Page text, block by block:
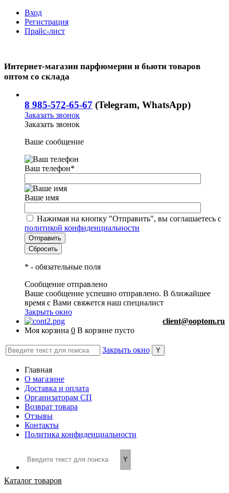
Вход
Регистрация
Прайс-лист
Интернет-магазин парфюмерии и бьюти товаров
оптом со склада
8 985-572-65-67 (Telegram, WhatsApp)
Заказать звонок
Заказать звонок
Ваше сообщение
Ваш телефон*
Ваше имя
Нажимая на кнопку "Отправить", вы соглашаетесь с
политикой конфиденциальности
* - обязательные поля
Сообщение отправлено
Ваше сообщение успешно отправлено. В ближайшее
время с Вами свяжется наш специалист
Закрыть окно
client@ooptom.ru
Моя корзина 0 В корзине пусто
Закрыть окно
Главная
О магазине
Доставка и оплата
Организаторам СП
Возврат товара
Отзывы
Контакты
Политика конфиденциальности
Каталог товаров